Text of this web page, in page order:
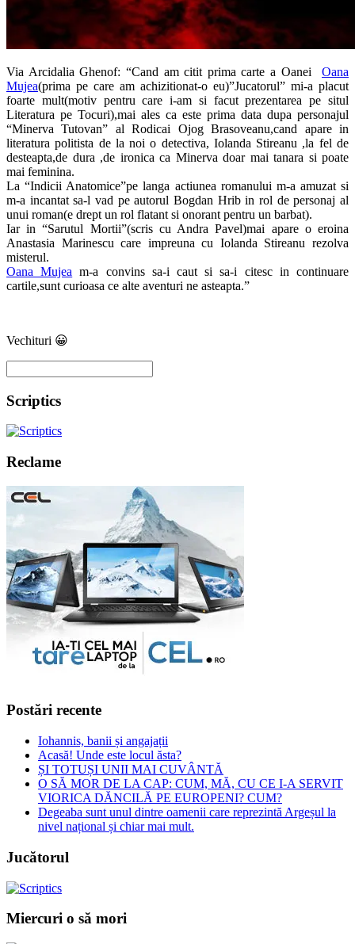
Via Arcidalia Ghenof: “Cand am citit prima carte a Oanei Oana
Mujea(prima pe care am achizitionat-o eu)”Jucatorul” mi-a placut
foarte mult(motiv pentru care i-am si facut prezentarea pe situl
Literatura pe Tocuri),mai ales ca este prima data dupa personajul
“Minerva Tutovan” al Rodicai Ojog Brasoveanu,cand apare in
literatura politista de la noi o detectiva, Iolanda Stireanu ,la fel de
desteapta,de dura ,de ironica ca Minerva doar mai tanara si poate
mai feminina.
La “Indicii Anatomice”pe langa actiunea romanului m-a amuzat si
m-a incantat sa-l vad pe autorul Bogdan Hrib in rol de personaj al
unui roman(e drept un rol flatant si onorant pentru un barbat).
Iar in “Sarutul Mortii”(scris cu Andra Pavel)mai apare o eroina
Anastasia Marinescu care impreuna cu Iolanda Stireanu rezolva
misterul.
Oana Mujea m-a convins sa-i caut si sa-i citesc in continuare
cartile,sunt curioasa ce alte aventuri ne asteapta.”
Vechituri 😀
Scriptics
Reclame
Postări recente
Iohannis, banii și angajații
Acasă! Unde este locul ăsta?
ȘI TOTUȘI UNII MAI CUVÂNTĂ
O SĂ MOR DE LA CAP: CUM, MĂ, CU CE I-A SERVIT
VIORICA DĂNCILĂ PE EUROPENI? CUM?
Degeaba sunt unul dintre oamenii care reprezintă Argeșul la
nivel național și chiar mai mult.
Jucătorul
Miercuri o să mori